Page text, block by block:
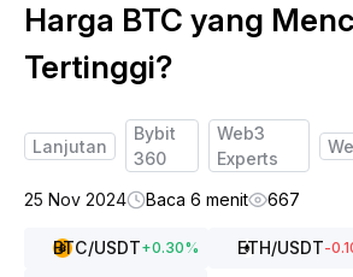
Harga BTC yang
Tertinggi?
Lanjutan
Bybit
360
Web3
Experts
25 Nov 2024
Baca 6 menit 667
BTC/USDT+0.30% ETH/USDT-